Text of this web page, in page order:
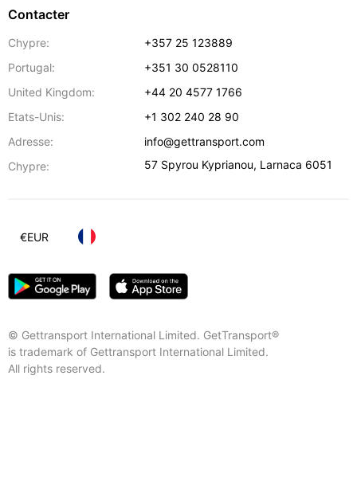
Contacter
Chypre:
+357 25 123889
Portugal:
+351 30 0528110
United Kingdom:
+44 20 4577 1766
Etats-Unis:
+1 302 240 28 90
Adresse:
info@gettransport.com
Chypre:
57 Spyrou Kyprianou, Larnaca 6051
© Gettransport International Limited. GetTransport®
is trademark of Gettransport International Limited.
All rights reserved.
€EUR